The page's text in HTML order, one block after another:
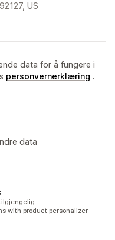
US
data for å fungere i
personvernerklæring .
data
with product personalizer